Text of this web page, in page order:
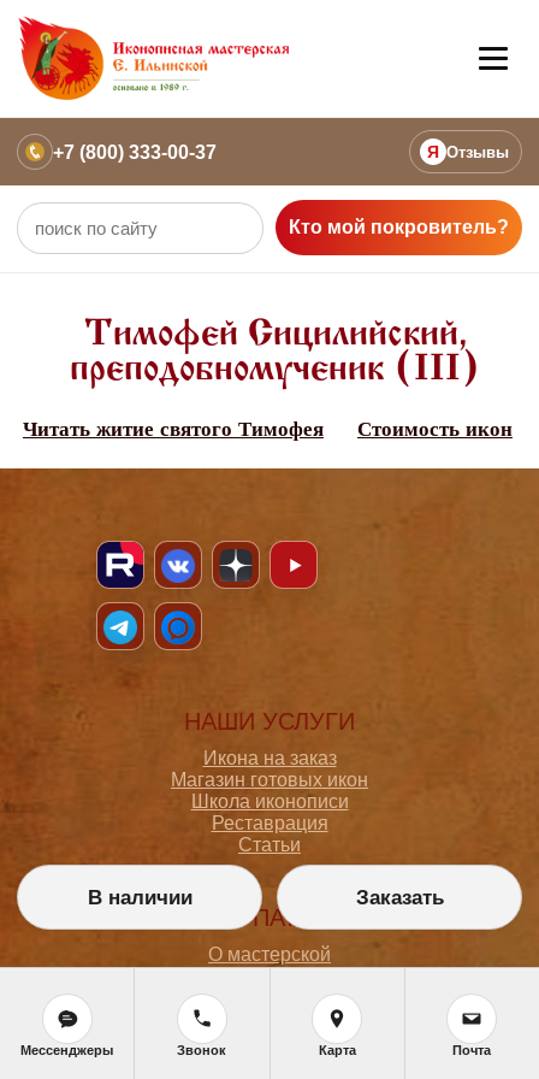
+7 (800) 333-00-37 Я Отзывы
Кто мой покровитель?
Тимофей Сицилийский,
преподобномученик (III)
Читать житие святого Тимофея Стоимость икон
НАШИ УСЛУГИ
Икона на заказ
Магазин готовых икон
Школа иконописи
Реставрация
Статьи
ПОКУПАТЕЛЮ
О мастерской
Доставка и оплата
Политика конфиденциальности
Согласие на обработку персональных данных
Политика обработки персональных данных
В наличии Заказать
Мессенджеры Звонок Карта Почта